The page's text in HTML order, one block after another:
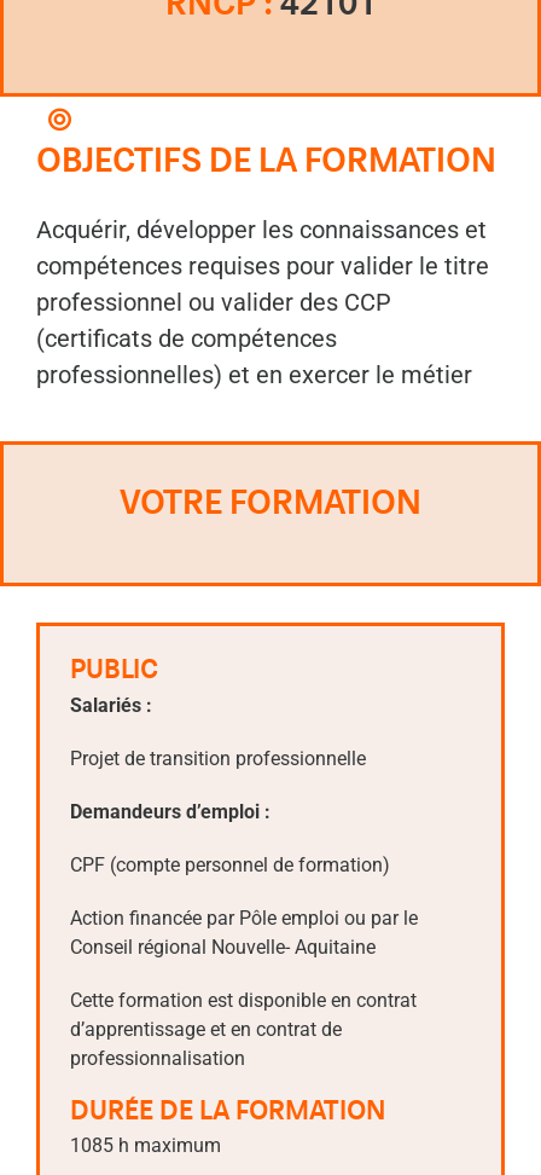
OBJECTIFS DE LA FORMATION
Acquérir, développer les connaissances et
compétences requises pour valider le titre
professionnel ou valider des CCP
(certificats de compétences
professionnelles) et en exercer le métier
VOTRE FORMATION
PUBLIC
Salariés :
Projet de transition professionnelle
Demandeurs d’emploi :
CPF (compte personnel de formation)
Action financée par Pôle emploi ou par le
Conseil régional Nouvelle- Aquitaine
Cette formation est disponible en contrat
d’apprentissage et en contrat de
professionnalisation
DURÉE DE LA FORMATION
1085 h maximum